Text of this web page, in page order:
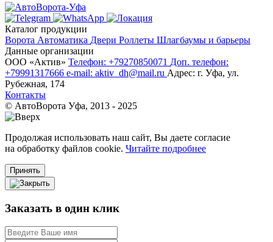
Каталог продукции
Ворота Автоматика Двери Роллеты Шлагбаумы и барьеры
Данные организации
ООО «‎Актив»‎ Телефон: +79270850071 Доп. телефон:
+79991317666 e-mail: aktiv_dh@mail.ru Адрес: г. Уфа, ул.
Рубежная, 174
Контакты
© АвтоВорота Уфа, 2013 - 2025
Продолжая использовать наш сайт, Вы даете согласие
на обработку файлов cookie. Читайте подробнее
Принять
Заказать в один клик